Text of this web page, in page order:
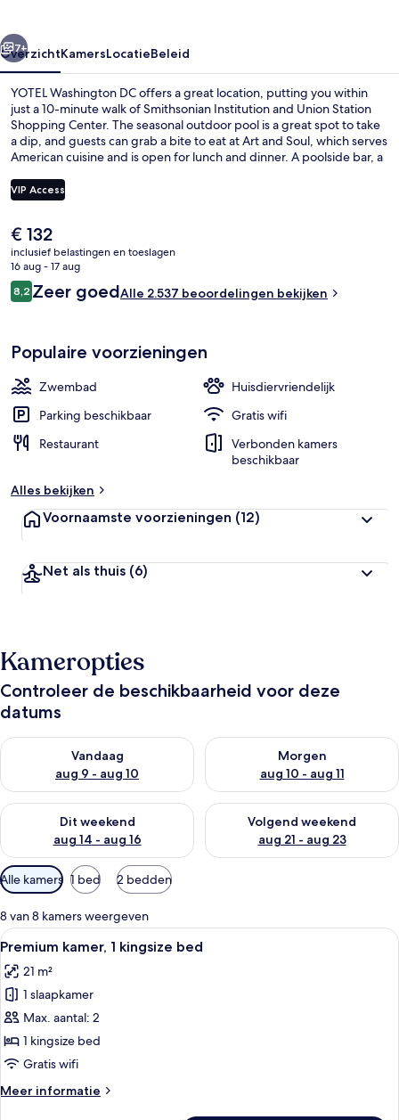
Volgende
7+
OverzichtKamersLocatieBeleid
YOTEL Washington DC offers a great location, putting you within
just a 10-minute walk of Smithsonian Institution and Union Station
Shopping Center. The seasonal outdoor pool is a great spot to take
a dip, and guests can grab a bite to eat at Art and Soul, which serves
American cuisine and is open for lunch and dinner. A poolside bar, a
highlights at this boutique hotel. Fellow travelers say great things
about the pool and helpful staff. Public transportation is just a short
minutes.
VIP Access
De
huidige
prijs
is
€ 132
€ 132
inclusief belastingen en toeslagen
16 aug - 17 aug
Beoordelingen
8,28,2 op 10 –
Zeer goedAlle 2.537 beoordelingen bekijken
Populaire voorzieningen
Zwembad
Huisdiervriendelijk
Parking beschikbaar
Gratis wifi
Restaurant
Verbonden kamers
beschikbaar
Alles bekijken
Voornaamste voorzieningen (12)
Net als thuis (6)
Kameropties
Controleer de beschikbaarheid voor deze
datums
Vandaag
aug 9 - aug 10
De beschikbaarheid controleren voor vanavond aug 9 - aug
Morgen
aug 10 - aug 11
De beschikbaarheid
Dit weekend
aug 14 - aug 16
De beschikbaarheid controleren voor dit weekend aug 14 -
Volgend weekend
aug 21 - aug 23
De beschikbaarheid
Beschikbare
filters
voor
kamers
Alle kamers 1 bed 2 bedden
8 van 8 kamers weergeven
Alle
foto's
voor
Premium
kamer,
1
kingsize
laden
Iemand ligt in bed met een boek en
1
Premium kamer, 1 kingsize bed
21 m²
1 slaapkamer
Max. aantal: 2
1 kingsize bed
Gratis wifi
Meer informatie
Meer